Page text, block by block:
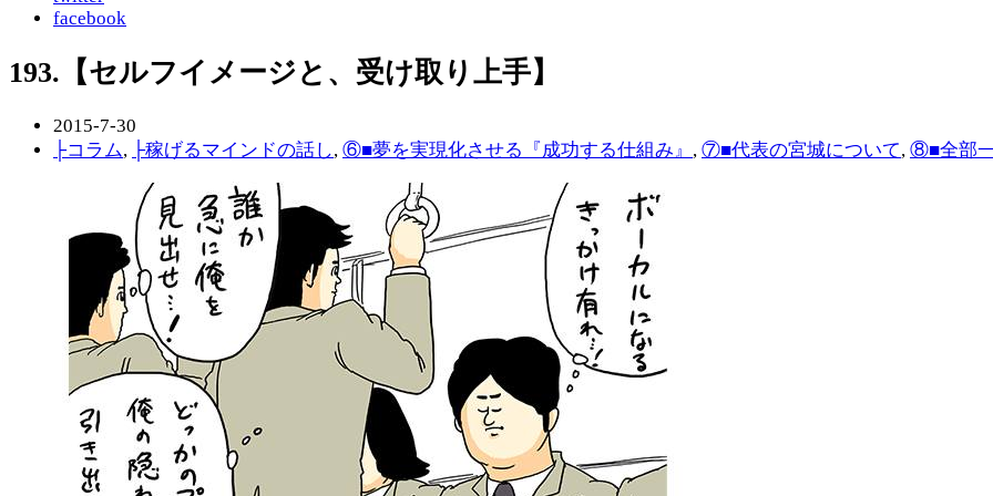
facebook
193.【セルフイメージと、受け取り上手】
2015-7-30
├コラム, ├稼げるマインドの話し, ⑥■夢を実現化させる『成功する仕組み』 , ⑦■代表の宮城について, ⑧■全部一